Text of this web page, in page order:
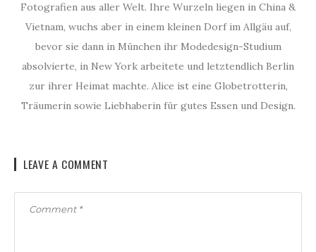
Fotografien aus aller Welt. Ihre Wurzeln liegen in China &
Vietnam, wuchs aber in einem kleinen Dorf im Allgäu auf,
bevor sie dann in München ihr Modedesign-Studium
absolvierte, in New York arbeitete und letztendlich Berlin
zur ihrer Heimat machte. Alice ist eine Globetrotterin,
Träumerin sowie Liebhaberin für gutes Essen und Design.
LEAVE A COMMENT